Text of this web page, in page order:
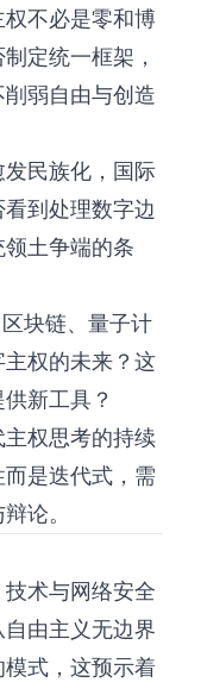
权不必是零和博
定统一框架，
弱自由与创造
发民族化，国际
到处理数字边
土争端的条
区块链、量子计
权的未来？这
新工具？
权思考的持续
是迭代式，需
论。
术与网络安全
由主义无边界
式，这预示着